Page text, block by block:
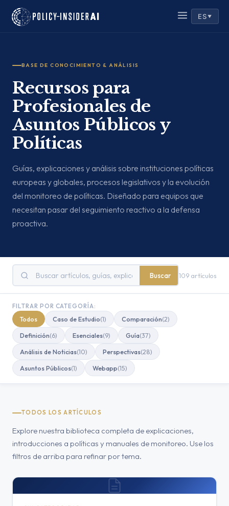
ES ▼
BASE DE CONOCIMIENTO & ANÁLISIS
Recursos para
Profesionales de
Asuntos Públicos y
Políticas
Guías, explicaciones y análisis sobre instituciones políticas
europeas y globales, procesos legislativos y la evolución
del monitoreo de políticas. Diseñado para equipos que
necesitan pasar del seguimiento reactivo a la defensa
proactiva.
Buscar 109 artículos
FILTRAR POR CATEGORÍA:
Todos Caso de Estudio(1) Comparación(2)
Definición(6) Esenciales(9) Guía(37)
Análisis de Noticias(10) Perspectivas(28)
Asuntos Públicos(1) Webapp(15)
TODOS LOS ARTÍCULOS
Explore nuestra biblioteca completa de explicaciones,
introducciones a políticas y manuales de monitoreo. Use los
filtros de arriba para refinar por tema.